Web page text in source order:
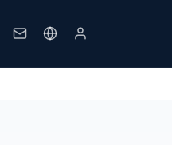
Tải PDF